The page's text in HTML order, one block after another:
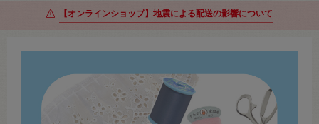
【オンラインショップ】地震による配送の影響について